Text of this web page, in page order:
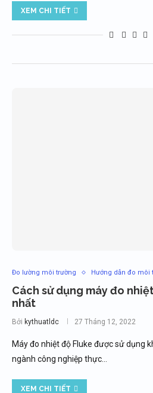
XEM CHI TIẾT
Đo lường môi trường Hướng dẫn đo môi
Cách sử dụng máy đo
nhất
Bởi kythuatldc 27 Tháng 12, 2022
Máy đo nhiệt độ Fluke được sử dụng
ngành công nghiệp thực…
XEM CHI TIẾT